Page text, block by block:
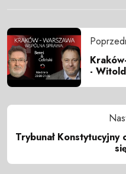
-
Trybunał Konstytucyjny